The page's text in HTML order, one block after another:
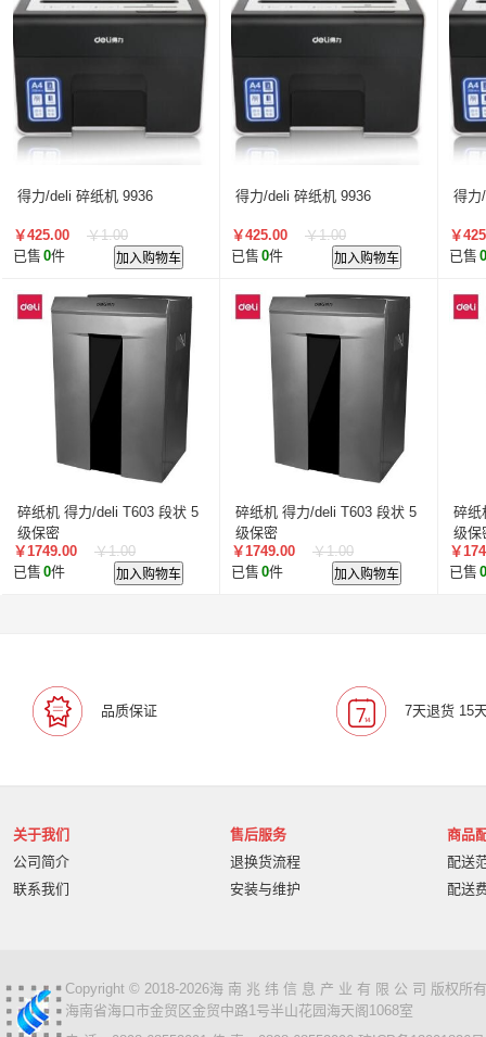
得力/deli 碎纸机 9936
￥425.00
￥1.00
已售 0件 加入购物车
得力/deli 碎纸机 9936
￥425.00
￥1.00
已售 0件 加入购物车
得力
￥
已售 0
碎纸机 得力/deli T603 段状 5
级保密
￥1749.00
￥1.00
已售 0件 加入购物车
碎纸机 得力/deli T603 段状 5
级保密
￥1749.00
￥1.00
已售 0件 加入购物车
碎纸
级保
￥
已售 0
品质保证 7天退货 15
关于我们
公司简介
联系我们
售后服务
退换货流程
安装与维护
商品
配送
配送
Copyright © 2018-2026海 南 兆 纬 信 息 产 业 有 限 公 司 版权所
海南省海口市金贸区金贸中路1号半山花园海天阁1068室